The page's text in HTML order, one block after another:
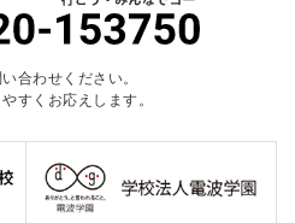
合わせください。
すくお応えします。